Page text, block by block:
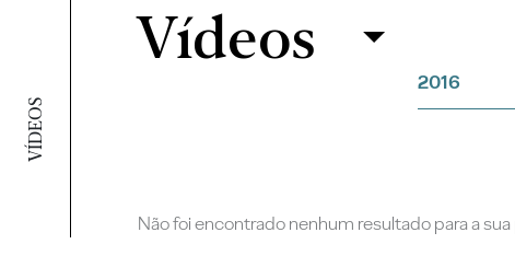
VÍDEOS
Filtrar
Vídeos
2016
Não foi encontrado nenhum resultado para a